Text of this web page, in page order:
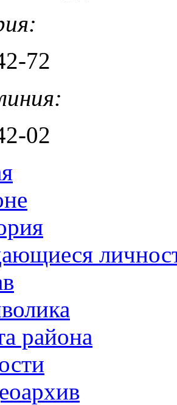
72
02
района